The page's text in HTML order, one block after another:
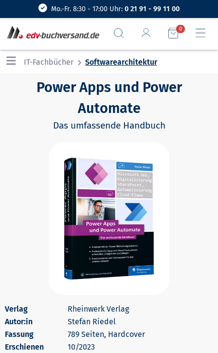
Mo.-Fr. 8:30 - 17:00 Uhr: 0 21 91 - 99 11 00
0
IT-Fachbücher Softwarearchitektur
Power Apps und Power
Automate
Das umfassende Handbuch
Rheinwerk Verlag
Autor:in
Stefan Riedel
789 Seiten, Hardcover
Erschienen
10/2023